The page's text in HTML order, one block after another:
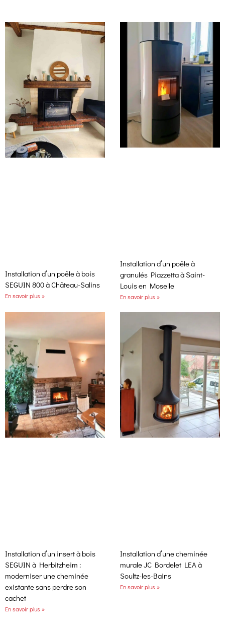
Installation d’un poêle à bois
SEGUIN 800 à Château-Salins
En savoir plus »
Installation d’un poêle à
granulés Piazzetta à Saint-
Louis en Moselle
En savoir plus »
Installation d’un insert à bois
SEGUIN à Herbitzheim :
moderniser une cheminée
existante sans perdre son
cachet
En savoir plus »
Installation d’une cheminée
murale JC Bordelet LEA à
Soultz-les-Bains
En savoir plus »